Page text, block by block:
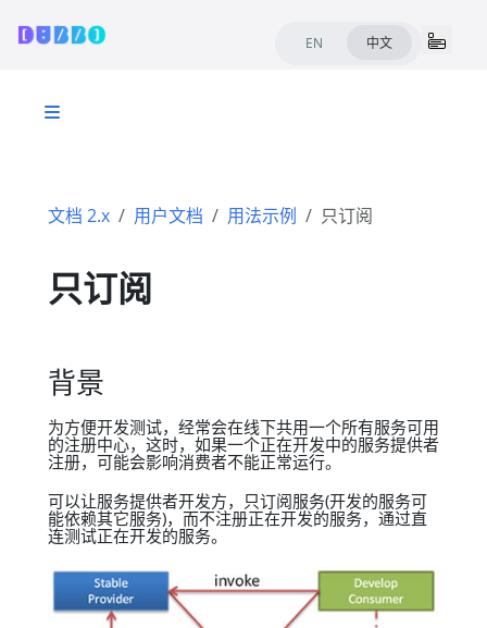
EN 中文
文档 2.x 用户文档 用法示例 只订阅
只订阅
背景
为方便开发测试，经常会在线下共用一个所有服务可用
的注册中心，这时，如果一个正在开发中的服务提供者
注册，可能会影响消费者不能正常运行。
可以让服务提供者开发方，只订阅服务(开发的服务可
能依赖其它服务)，而不注册正在开发的服务，通过直
连测试正在开发的服务。